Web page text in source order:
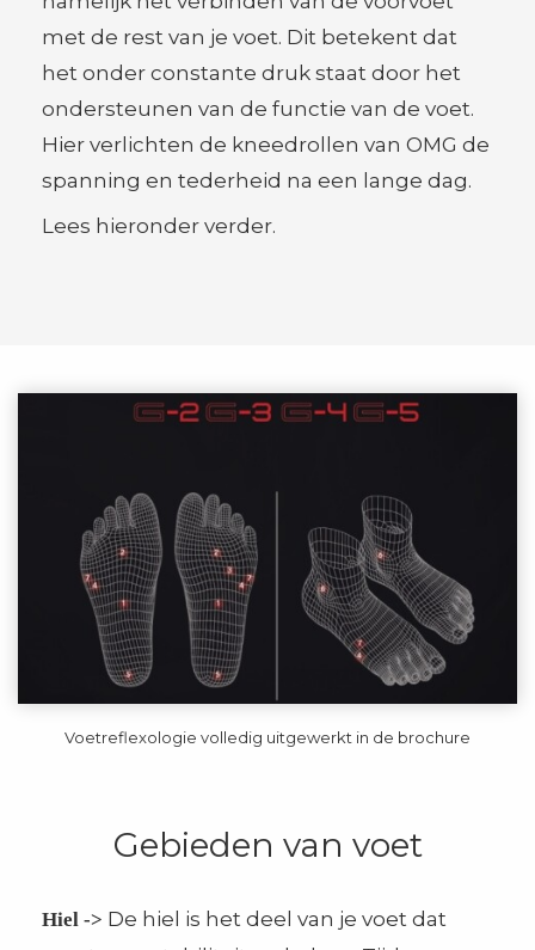
met de rest van je voet. Dit betekent dat
het onder constante druk staat door het
ondersteunen van de functie van de voet.
Hier verlichten de kneedrollen van OMG de
spanning en tederheid na een lange dag.
Lees hieronder verder.
Voetreflexologie volledig uitgewerkt in de brochure
Gebieden van voet
Hiel -> De hiel is het deel van je voet dat